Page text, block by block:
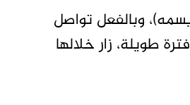
وبالفعل تواصل
طويلة، زار خلالها